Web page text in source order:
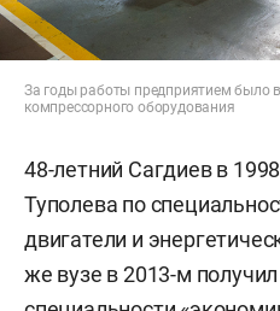
За годы работы предприятием было
компрессорного оборудования
48-летний Сагдиев в
Туполева по
двигатели и
же вузе в 2013-м